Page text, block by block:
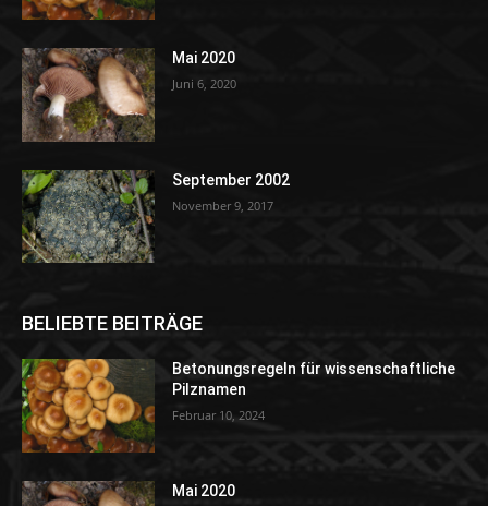
Mai 2020
Juni 6, 2020
September 2002
November 9, 2017
BELIEBTE BEITRÄGE
Betonungsregeln für wissenschaftliche
Pilznamen
Februar 10, 2024
Mai 2020